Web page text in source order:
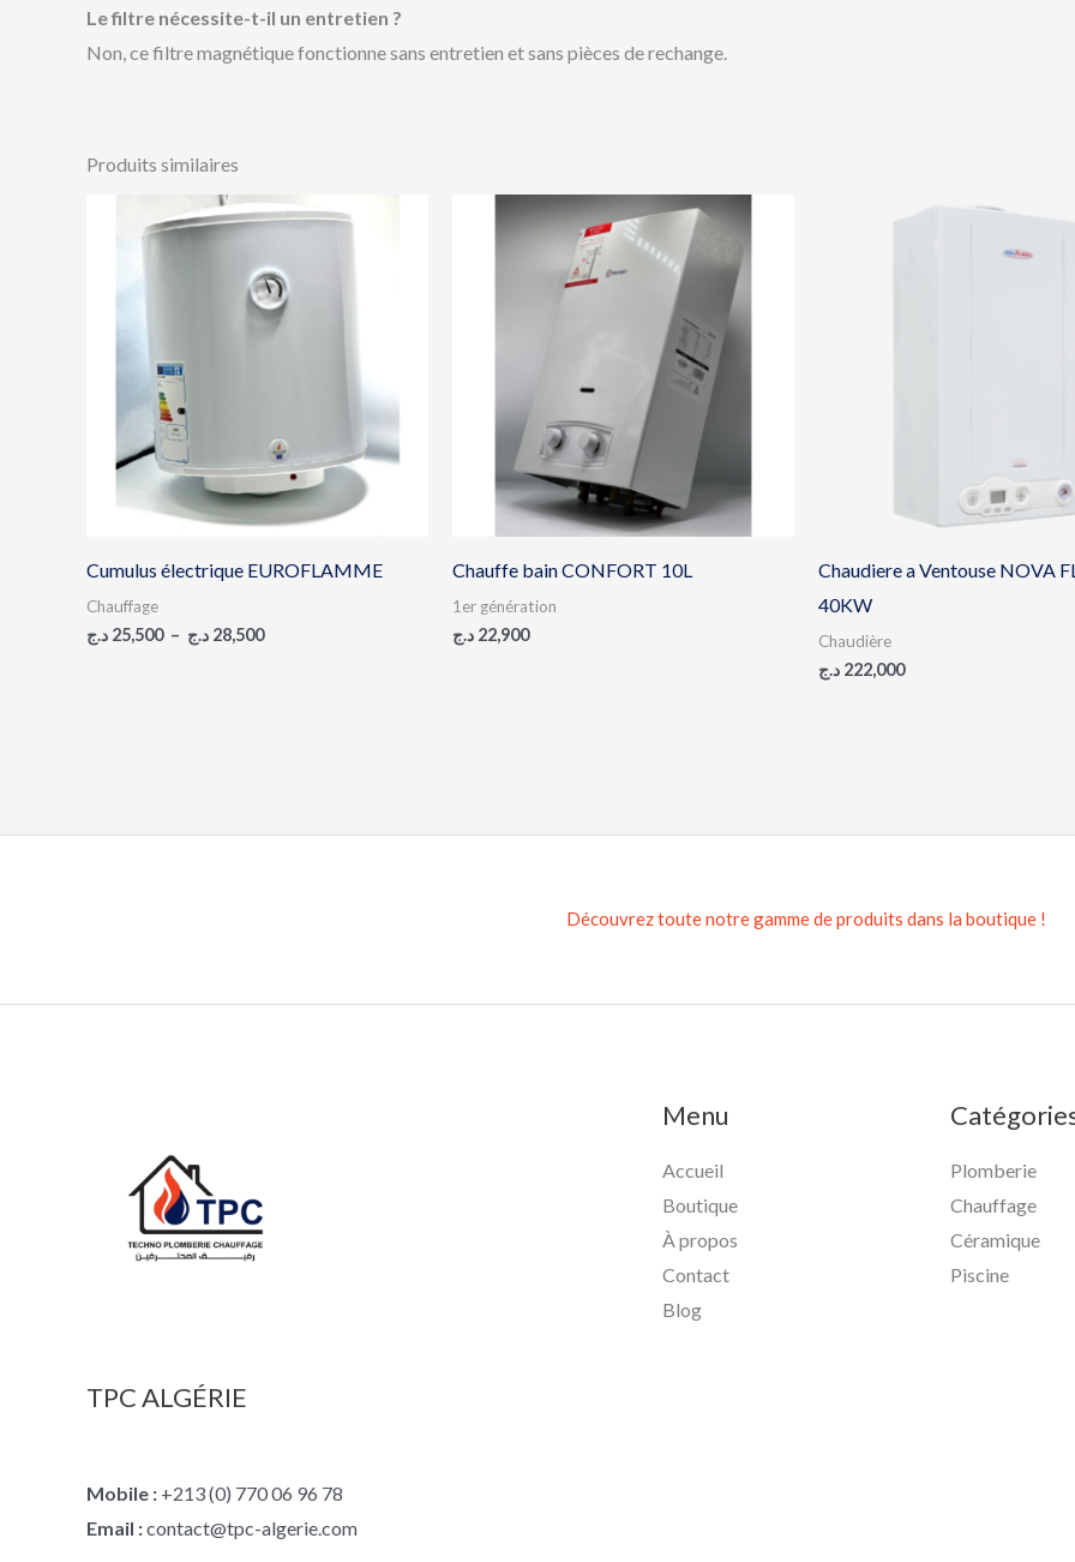
Le filtre nécessite-t-il un entretien ?
Non, ce filtre magnétique fonctionne sans entretien et sans pièces de rechange.
Produits similaires
Cumulus électrique EUROFLAMME
Chauffage
25,500 د.ج – 28,500 د.ج
Plage
de
25,500 د.ج
à
Chauffe bain CONFORT 10L
1er génération
22,900 د.ج
Chaudiere a Ventouse NOVA
40KW
Chaudière
222,000 د.ج
Découvrez toute notre gamme de produits dans la boutique !
TPC ALGÉRIE
Mobile : +213 (0) 770 06 96 78
Email :contact@tpc-algerie.com
Menu
Accueil
Boutique
À propos
Contact
Blog
Plomberie
Chauffage
Céramique
Piscine